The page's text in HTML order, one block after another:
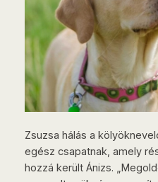
Zsuzsa hálás a
egész csapatnak, amely
hozzá került Ánizs.